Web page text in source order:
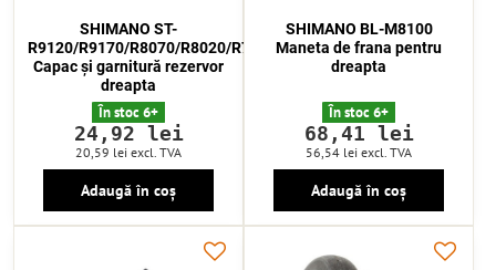
SHIMANO ST-
R9120/R9170/R8070/R8020/R7020/R7025
Capac și garnitură rezervor
dreapta
În stoc 6+
24,92 lei
20,59 lei excl. TVA
Adaugă în coș
SHIMANO BL-M8100
Maneta de frana pentru
dreapta
În stoc 6+
68,41 lei
56,54 lei excl. TVA
Adaugă în coș